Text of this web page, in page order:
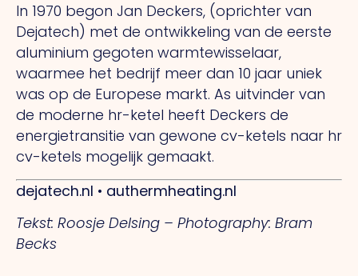
In 1970 begon Jan Deckers, (oprichter van
Dejatech) met de ontwikkeling van de eerste
aluminium gegoten warmtewisselaar,
waarmee het bedrijf meer dan 10 jaar uniek
was op de Europese markt. As uitvinder van
de moderne hr-ketel heeft Deckers de
energietransitie van gewone cv-ketels naar hr
cv-ketels mogelijk gemaakt.
dejatech.nl • authermheating.nl
Tekst: Roosje Delsing – Photography: Bram
Becks